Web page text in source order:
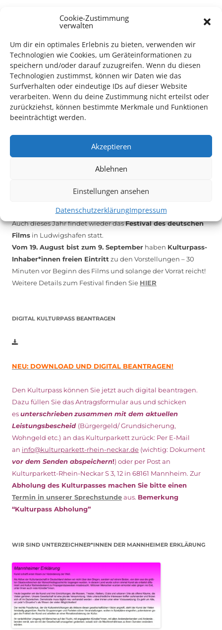
Cookie-Zustimmung
verwalten
Um dir ein optimales Erlebnis zu bieten, verwenden wir
Technologien wie Cookies, um Geräteinformationen zu
speichern und/oder darauf zuzugreifen. Wenn du diesen
Technologien zustimmst, können wir Daten wie das
Surfverhalten oder eindeutige IDs auf dieser Website
verarbeiten. Wenn du deine Zustimmung nicht erteilst oder
zurückziehst, können bestimmte Merkmale und Funktionen
beeinträchtigt werden.
Akzeptieren
Ablehnen
Einstellungen ansehen
DatenschutzerklärungImpressum
TECHNIK SUPPORT GESUCHT!
Mithilfe im Bereich Technik. Sie haben Interesse? Dann
melden Sie sich unter
info@kulturparkett-rhein-neckar.de
*KULTURTIPP SOMMERPAUSE: FESTIVAL DES DEUTSCHEN FILMS*
Auch dieses Jahr findet wieder dasFestival des deutschen
Films in Ludwigshafen statt.
Vom 19. August bist zum 9. September haben Kulturpass-
Inhaber*innen freien Eintritt zu den Vorstellungen – 30
Minuten vor Beginn des Films und solange der Vorrat reicht!
Weitere Details zum Festival finden Sie HIER
DIGITAL KULTURPASS BEANTRAGEN
NEU: DOWNLOAD UND DIGITAL BEANTRAGEN!
Den Kulturpass können Sie jetzt auch digital beantragen.
Dazu füllen Sie das Antragsformular aus und schicken
esunterschriebenzusammen mit dem aktuellen
Leistungsbescheid (Bürgergeld/ Grundsicherung,
Wohngeld etc.) an das Kulturparkett zurück: Per E-Mail
an info@kulturparkett-rhein-neckar.de (wichtig: Dokument
vor dem Senden abspeichern!) oder per Post an
Kulturparkett-Rhein-Neckar S 3, 12 in 68161 Mannheim. Zur
Abholung des Kulturpasses machen Sie bitte einen
Termin in unserer Sprechstundeaus. Bemerkung
“Kulturpass Abholung”
WIR SIND UNTERZEICHNER*INNEN DER MANNHEIMER ERKLÄRUNG